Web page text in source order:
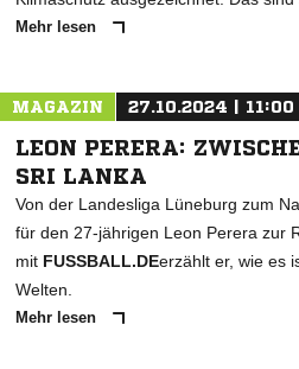
Mehr lesen
MAGAZIN 27.10.2024 | 11:00
LEON PERERA:
SRI LANKA
Von der Landesliga Lüneburg zum
für den 27-jährigen Leon Perera zur
mit FUSSBALL.DEerzählt er, wie es
Welten.
Mehr lesen